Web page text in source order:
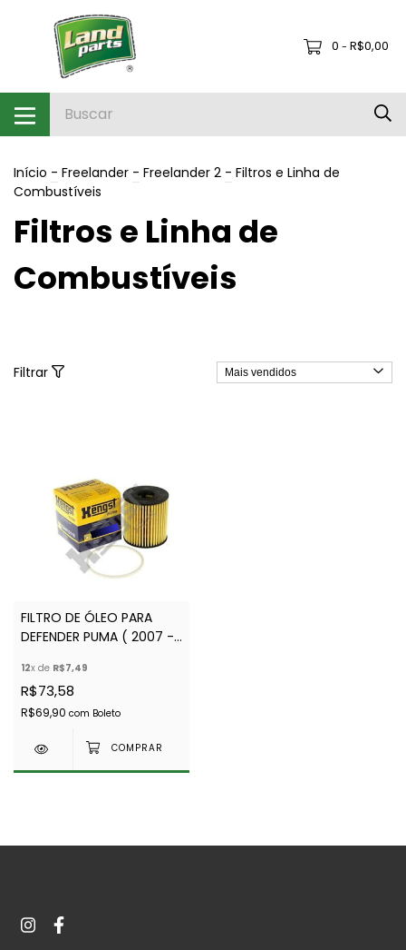
0 - R$0,00
Início - Freelander - Freelander 2 - Filtros e Linha de
Combustíveis
Filtros e Linha de
Combustíveis
Filtrar
FILTRO DE ÓLEO PARA
DEFENDER PUMA ( 2007 -
LR030778 - LR004459A
12x de R$7,49
R$73,58
R$69,90 com Boleto